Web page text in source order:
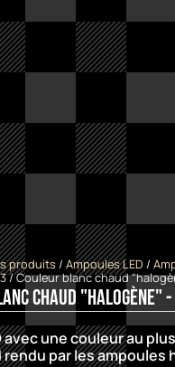
produits/ Ampoules LED /
/ Couleur blanc chaud
chaud "halogène" -
avec une couleur au
par les ampoules